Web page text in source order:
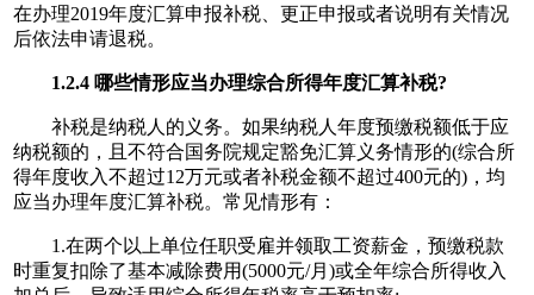
在办理2019年度汇算申报补税、更正申报或者说明有关情况
后依法申请退税。
1.2.4 哪些情形应当办理综合所得年度汇算补税?
补税是纳税人的义务。如果纳税人年度预缴税额低于应
纳税额的，且不符合国务院规定豁免汇算义务情形的(综合所
得年度收入不超过12万元或者补税金额不超过400元的)，均
应当办理年度汇算补税。常见情形有：
1.在两个以上单位任职受雇并领取工资薪金，预缴税款
时重复扣除了基本减除费用(5000元/月)或全年综合所得收入